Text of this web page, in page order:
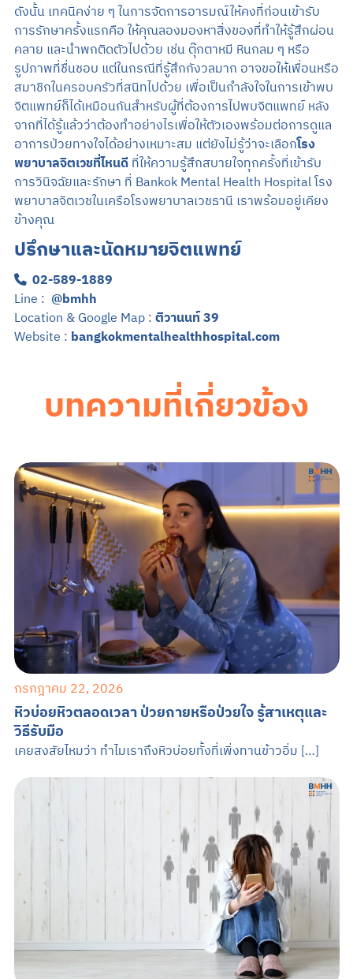
ดังนั้น เทคนิคง่าย ๆ ในการจัดการอารมณ์ให้คงที่ก่อนเข้ารับ
การรักษาครั้งแรกคือ ให้คุณลองมองหาสิ่งของที่ทำให้รู้สึกผ่อน
คลาย และนำพกติดตัวไปด้วย เช่น ตุ๊กตาหมี หินกลม ๆ หรือ
รูปภาพที่ชื่นชอบ แต่ในกรณีที่รู้สึกกังวลมาก อาจขอให้เพื่อนหรือ
สมาชิกในครอบครัวที่สนิทไปด้วย เพื่อเป็นกำลังใจในการเข้าพบ
จิตแพทย์ก็ได้เหมือนกันสำหรับผู้ที่ต้องการไปพบจิตแพทย์ หลัง
จากที่ได้รู้แล้วว่าต้องทำอย่างไรเพื่อให้ตัวเองพร้อมต่อการดูแล
อาการป่วยทางใจได้อย่างเหมาะสม แต่ยังไม่รู้ว่าจะเลือกโรง
พยาบาลจิตเวชที่ไหนดีที่ให้ความรู้สึกสบายใจทุกครั้งที่เข้ารับ
การวินิจฉัยและรักษา ที่ Bankok Mental Health Hospital โรง
พยาบาลจิตเวชในเครือโรงพยาบาลเวชธานี เราพร้อมอยู่เคียง
ข้างคุณ
ปรึกษาและนัดหมายจิตแพทย์
02-589-1889
Line : @bmhh
Location & Google Map :ติวานนท์ 39
Website : bangkokmentalhealthhospital.com
บทความที่เกี่ยวข้อง
กรกฎาคม 22, 2026
หิวบ่อยหิวตลอดเวลา ป่วยกายหรือป่วยใจ รู้สาเหตุและ
วิธีรับมือ
เคยสงสัยไหมว่า ทำไมเราถึงหิวบ่อยทั้งที่เพิ่งทานข้าวอิ่ม […]